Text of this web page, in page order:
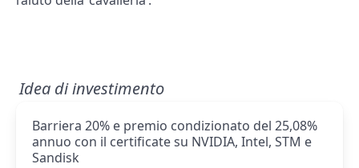
Idea di investimento
Barriera 20% e premio condizionato del 25,08%
annuo con il certificate su NVIDIA, Intel, STM e
Sandisk